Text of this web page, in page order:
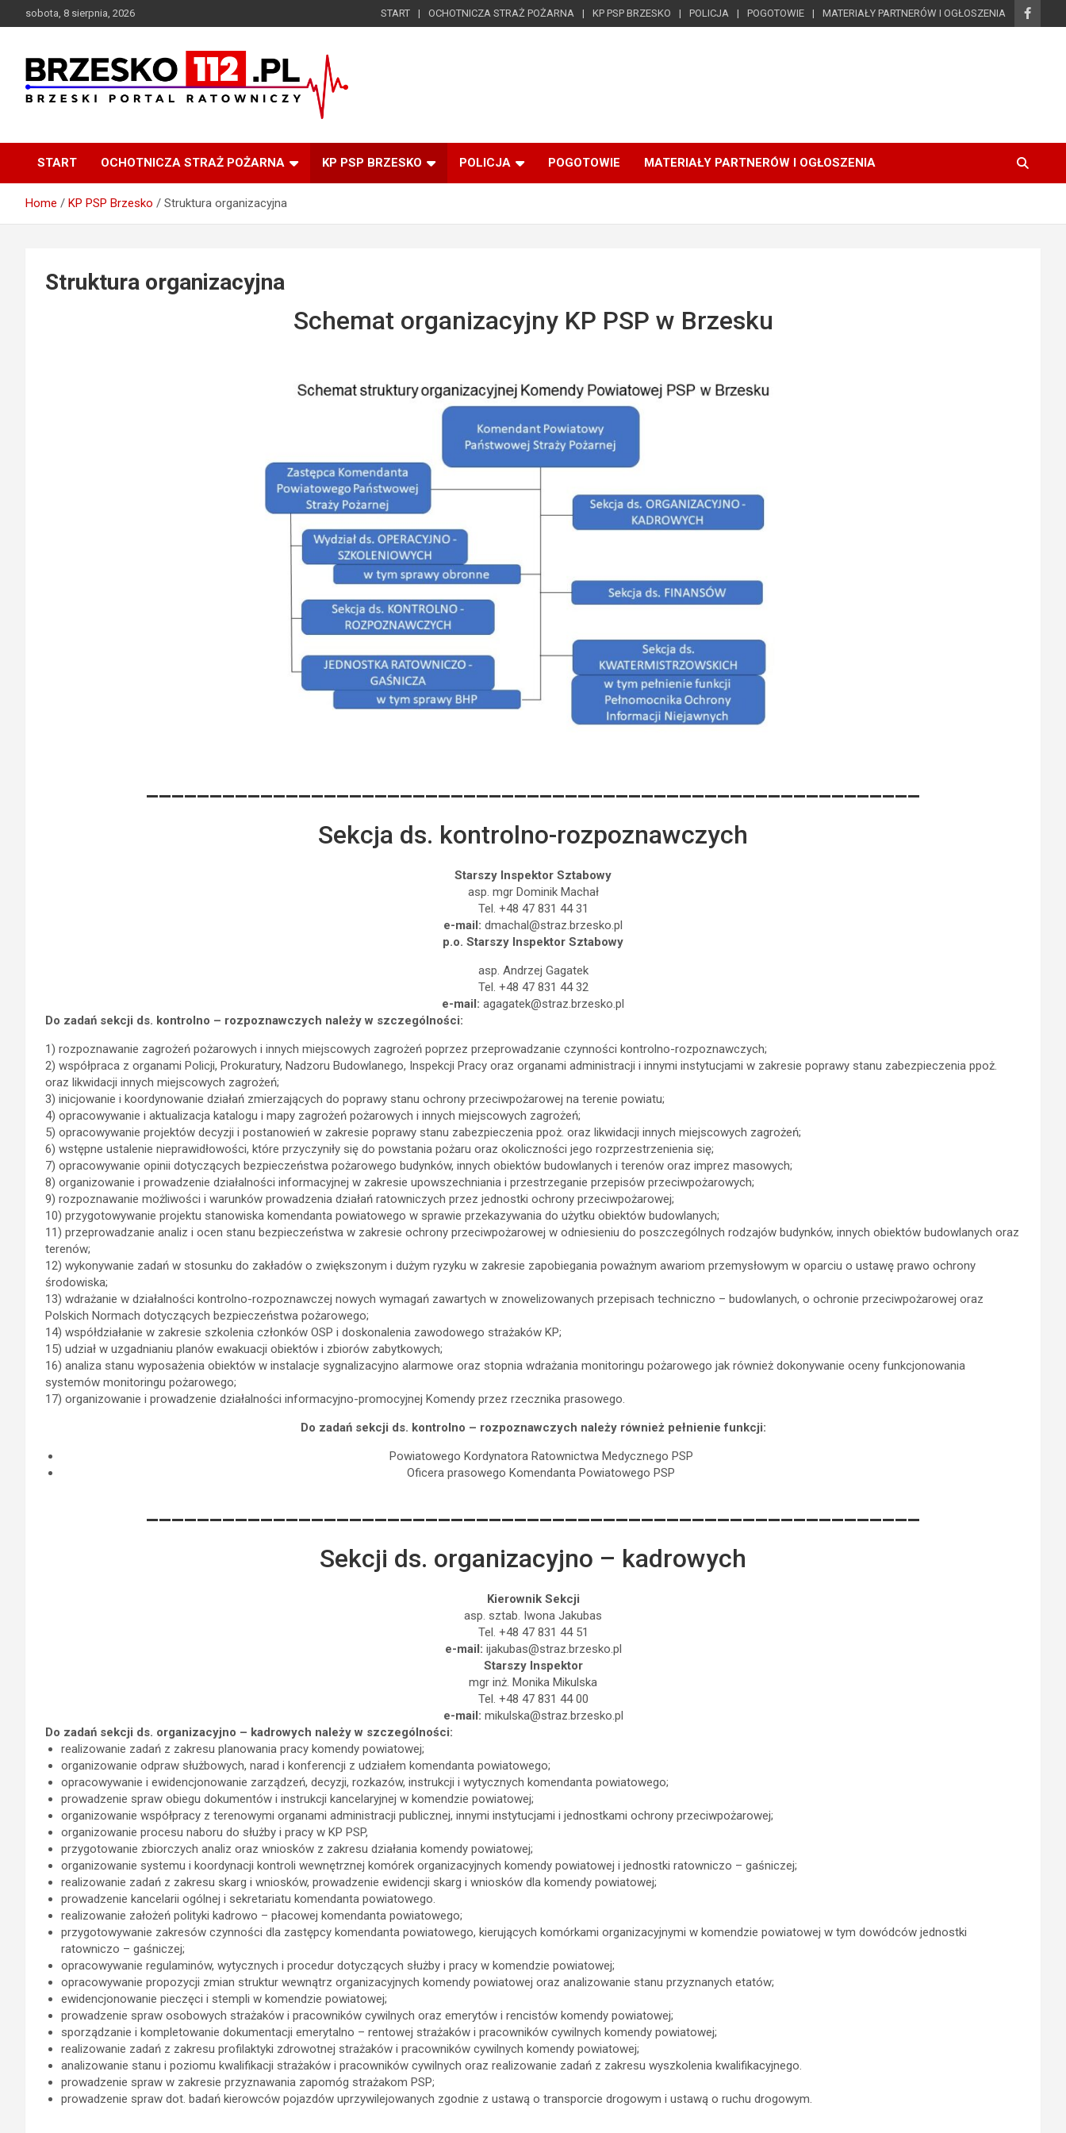
to
sobota, 8 sierpnia, 2026 START OCHOTNICZA STRAŻ POŻARNA KP PSP BRZESKO POLICJA POGOTOWIE MATERIAŁY PARTNERÓW I OGŁOSZENIA
BRZESKO112.pl
START OCHOTNICZA STRAŻ POŻARNA KP PSP BRZESKO POLICJA POGOTOWIE MATERIAŁY PARTNERÓW I OGŁOSZENIA
Home KP PSP Brzesko Struktura organizacyjna
Struktura organizacyjna
Schemat organizacyjny KP PSP w Brzesku
Sekcja ds. kontrolno-rozpoznawczych
Starszy Inspektor Sztabowy
asp. mgr Dominik Machał
Tel. +48 47 831 44 31
e-mail: dmachal@straz.brzesko.pl
p.o. Starszy Inspektor Sztabowy
asp. Andrzej Gagatek
Tel. +48 47 831 44 32
e-mail: agagatek@straz.brzesko.pl
Do zadań sekcji ds. kontrolno – rozpoznawczych należy w szczególności:
1) rozpoznawanie zagrożeń pożarowych i innych miejscowych zagrożeń poprzez przeprowadzanie czynności kontrolno-rozpoznawczych;
2) współpraca z organami Policji, Prokuratury, Nadzoru Budowlanego, Inspekcji Pracy oraz organami administracji i innymi instytucjami w zakresie poprawy stanu zabezpieczenia ppoż.
oraz likwidacji innych miejscowych zagrożeń;
3) inicjowanie i koordynowanie działań zmierzających do poprawy stanu ochrony przeciwpożarowej na terenie powiatu;
4) opracowywanie i aktualizacja katalogu i mapy zagrożeń pożarowych i innych miejscowych zagrożeń;
5) opracowywanie projektów decyzji i postanowień w zakresie poprawy stanu zabezpieczenia ppoż. oraz likwidacji innych miejscowych zagrożeń;
6) wstępne ustalenie nieprawidłowości, które przyczyniły się do powstania pożaru oraz okoliczności jego rozprzestrzenienia się;
7) opracowywanie opinii dotyczących bezpieczeństwa pożarowego budynków, innych obiektów budowlanych i terenów oraz imprez masowych;
8) organizowanie i prowadzenie działalności informacyjnej w zakresie upowszechniania i przestrzeganie przepisów przeciwpożarowych;
9) rozpoznawanie możliwości i warunków prowadzenia działań ratowniczych przez jednostki ochrony przeciwpożarowej;
10) przygotowywanie projektu stanowiska komendanta powiatowego w sprawie przekazywania do użytku obiektów budowlanych;
11) przeprowadzanie analiz i ocen stanu bezpieczeństwa w zakresie ochrony przeciwpożarowej w odniesieniu do poszczególnych rodzajów budynków, innych obiektów budowlanych oraz
terenów;
12) wykonywanie zadań w stosunku do zakładów o zwiększonym i dużym ryzyku w zakresie zapobiegania poważnym awariom przemysłowym w oparciu o ustawę prawo ochrony
środowiska;
13) wdrażanie w działalności kontrolno-rozpoznawczej nowych wymagań zawartych w znowelizowanych przepisach techniczno – budowlanych, o ochronie przeciwpożarowej oraz
Polskich Normach dotyczących bezpieczeństwa pożarowego;
14) współdziałanie w zakresie szkolenia członków OSP i doskonalenia zawodowego strażaków KP;
15) udział w uzgadnianiu planów ewakuacji obiektów i zbiorów zabytkowych;
16) analiza stanu wyposażenia obiektów w instalacje sygnalizacyjno alarmowe oraz stopnia wdrażania monitoringu pożarowego jak również dokonywanie oceny funkcjonowania
systemów monitoringu pożarowego;
17) organizowanie i prowadzenie działalności informacyjno-promocyjnej Komendy przez rzecznika prasowego.
Do zadań sekcji ds. kontrolno – rozpoznawczych należy również pełnienie funkcji:
Powiatowego Kordynatora Ratownictwa Medycznego PSP
Oficera prasowego Komendanta Powiatowego PSP
Sekcji ds. organizacyjno – kadrowych
Kierownik Sekcji
asp. sztab. Iwona Jakubas
Tel. +48 47 831 44 51
e-mail: ijakubas@straz.brzesko.pl
Starszy Inspektor
mgr inż. Monika Mikulska
Tel. +48 47 831 44 00
e-mail: mikulska@straz.brzesko.pl
Do zadań sekcji ds. organizacyjno – kadrowych należy w szczególności:
realizowanie zadań z zakresu planowania pracy komendy powiatowej;
organizowanie odpraw służbowych, narad i konferencji z udziałem komendanta powiatowego;
opracowywanie i ewidencjonowanie zarządzeń, decyzji, rozkazów, instrukcji i wytycznych komendanta powiatowego;
prowadzenie spraw obiegu dokumentów i instrukcji kancelaryjnej w komendzie powiatowej;
organizowanie współpracy z terenowymi organami administracji publicznej, innymi instytucjami i jednostkami ochrony przeciwpożarowej;
organizowanie procesu naboru do służby i pracy w KP PSP,
przygotowanie zbiorczych analiz oraz wniosków z zakresu działania komendy powiatowej;
organizowanie systemu i koordynacji kontroli wewnętrznej komórek organizacyjnych komendy powiatowej i jednostki ratowniczo – gaśniczej;
realizowanie zadań z zakresu skarg i wniosków, prowadzenie ewidencji skarg i wniosków dla komendy powiatowej;
prowadzenie kancelarii ogólnej i sekretariatu komendanta powiatowego.
realizowanie założeń polityki kadrowo – płacowej komendanta powiatowego;
przygotowywanie zakresów czynności dla zastępcy komendanta powiatowego, kierujących komórkami organizacyjnymi w komendzie powiatowej w tym dowódców jednostki
ratowniczo – gaśniczej;
opracowywanie regulaminów, wytycznych i procedur dotyczących służby i pracy w komendzie powiatowej;
opracowywanie propozycji zmian struktur wewnątrz organizacyjnych komendy powiatowej oraz analizowanie stanu przyznanych etatów;
ewidencjonowanie pieczęci i stempli w komendzie powiatowej;
prowadzenie spraw osobowych strażaków i pracowników cywilnych oraz emerytów i rencistów komendy powiatowej;
sporządzanie i kompletowanie dokumentacji emerytalno – rentowej strażaków i pracowników cywilnych komendy powiatowej;
realizowanie zadań z zakresu profilaktyki zdrowotnej strażaków i pracowników cywilnych komendy powiatowej;
analizowanie stanu i poziomu kwalifikacji strażaków i pracowników cywilnych oraz realizowanie zadań z zakresu wyszkolenia kwalifikacyjnego.
prowadzenie spraw w zakresie przyznawania zapomóg strażakom PSP;
prowadzenie spraw dot. badań kierowców pojazdów uprzywilejowanych zgodnie z ustawą o transporcie drogowym i ustawą o ruchu drogowym.